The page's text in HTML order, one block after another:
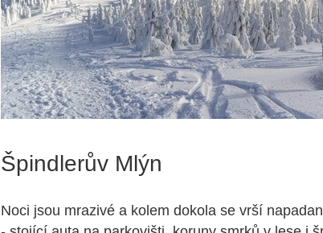
Špindlerův Mlýn
Noci jsou mrazivé a kolem dokola se vrší